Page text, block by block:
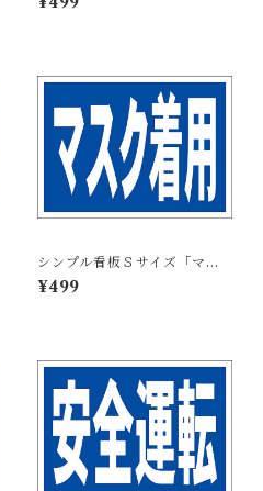
場】屋外可
シンプル看板Ｓサイズ「マス
ク着用」【工場・現場】屋外
可
¥499